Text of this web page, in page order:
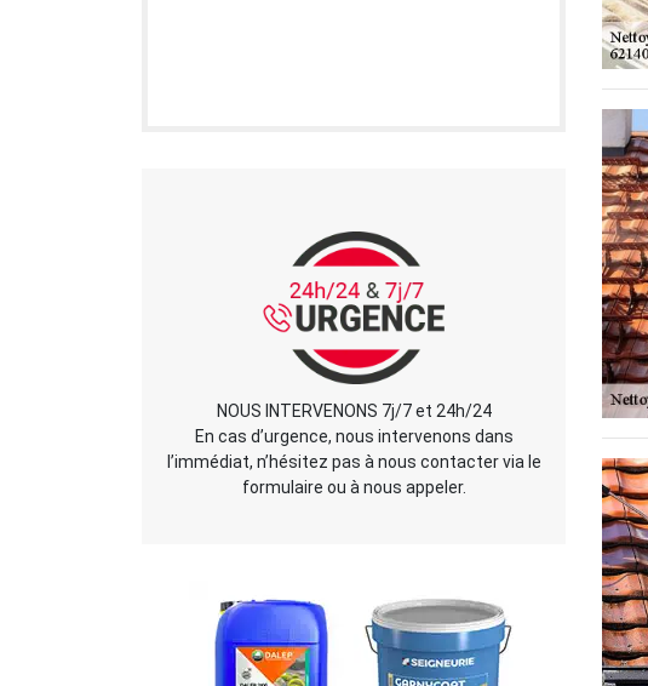
NOUS INTERVENONS 7j/7 et 24h/24
En cas d’urgence, nous intervenons dans
l’immédiat, n’hésitez pas à nous contacter via le
formulaire ou à nous appeler.